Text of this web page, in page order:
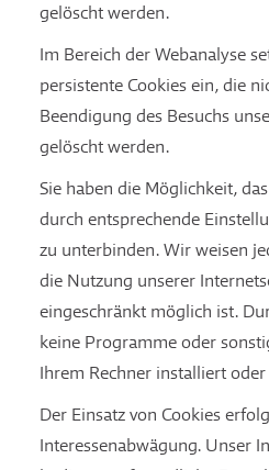
gelöscht werden.
Im Bereich der Webanalyse
persistente Cookies ein, die
Beendigung des Besuchs
gelöscht werden.
Sie haben die Möglichkeit,
durch entsprechende
zu unterbinden. Wir weisen
die Nutzung unserer
eingeschränkt möglich ist.
keine Programme oder
Ihrem Rechner installiert
Der Einsatz von Cookies
Interessenabwägung. Unser